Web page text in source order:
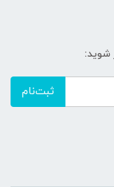
شوید:
ثبت‌نام